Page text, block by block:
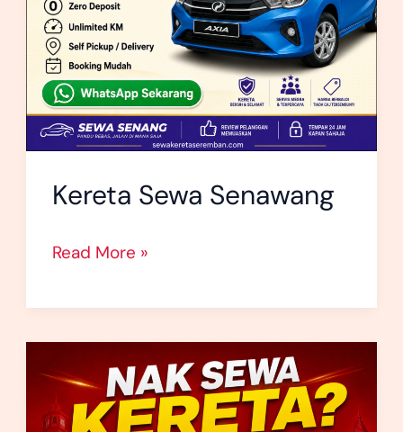
Kereta Sewa Senawang
Read More »
Sewa
Seremban